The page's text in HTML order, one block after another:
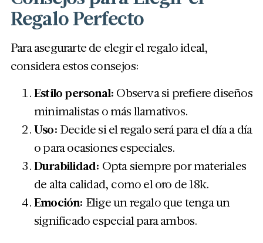
Regalo Perfecto
Para asegurarte de elegir el regalo ideal,
considera estos consejos:
Estilo personal: Observa si prefiere diseños
minimalistas o más llamativos.
Uso: Decide si el regalo será para el día a día
o para ocasiones especiales.
Durabilidad: Opta siempre por materiales
de alta calidad, como el oro de 18k.
Emoción: Elige un regalo que tenga un
significado especial para ambos.